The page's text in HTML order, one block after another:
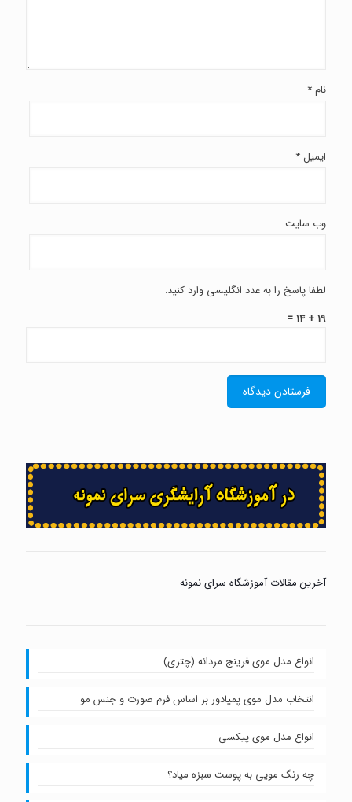
نام*
ایمیل *
وب‌ سایت
لطفا پاسخ را به عدد انگلیسی وارد کنید:
19 + 14 =
آخرین مقالات آموزشگاه سرای نمونه
انواع مدل موی فرینج مردانه (چتری)
انتخاب مدل موی پمپادور بر اساس فرم صورت و جنس مو
انواع مدل موی پیکسی
چه رنگ مویی به پوست سبزه میاد؟